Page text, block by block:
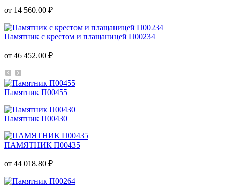
от 14 560.00 ₽
Памятник с крестом и плащаницей П00234
от 46 452.00 ₽
Памятник П00455
Памятник П00430
ПАМЯТНИК П00435
от 44 018.80 ₽